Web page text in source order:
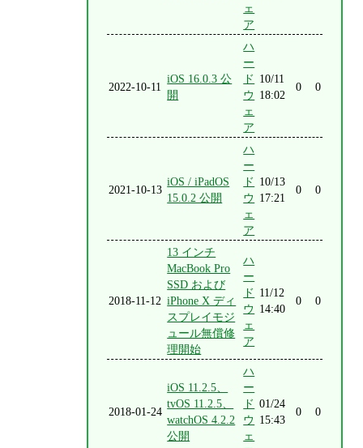
ェ
ア
2022-10-11
iOS 16.0.3 公
開
ハ
ー
ド
ウ
ェ
ア
10/11
18:02
0 0
2021-10-13
iOS / iPadOS
15.0.2 公開
ハ
ー
ド
ウ
ェ
ア
10/13
17:21
0 0
2018-11-12
13 インチ
MacBook Pro
SSD および
iPhone X ディ
スプレイモジ
ュール無償修
理開始
ハ
ー
ド
ウ
ェ
ア
11/12
14:40
0 0
2018-01-24
iOS 11.2.5、
tvOS 11.2.5、
watchOS 4.2.2
公開
ハ
ー
ド
ウ
ェ
01/24
15:43
0 0